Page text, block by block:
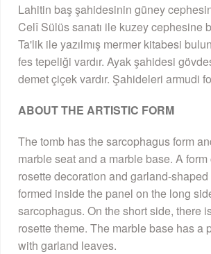
Lahitin baş şahidesinin güney
Celî Sülüs sanatı ile kuzey cephesine
Ta'lik ile yazılmış mermer kitabesi
fes tepeliği vardır. Ayak şahidesi
demet çiçek vardır. Şahideleri armudi
ABOUT THE ARTISTIC FORM
The tomb has the sarcophagus form
marble seat and a marble base. A
rosette decoration and garland-
formed inside the panel on the long
sarcophagus. On the short side, there
rosette theme. The marble base has a
with garland leaves.